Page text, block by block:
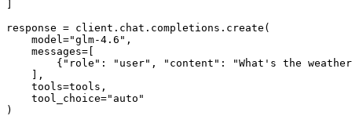
response = client.chat.completions.create(
    model="glm-4.6",
    messages=[
{"role": "user", "content": "What's the
    ],
    tools=tools,
    tool_choice="auto"
)